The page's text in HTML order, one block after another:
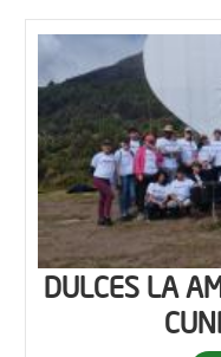
DULCES LA